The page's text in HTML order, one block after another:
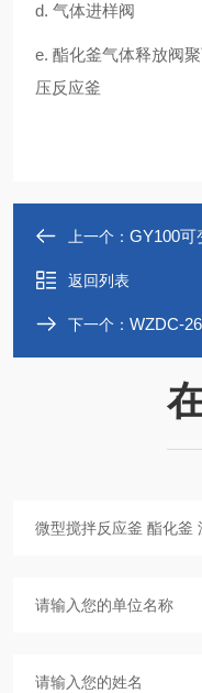
d. 气体进样阀
e. 酯化釜气体释放阀
压反应釜
上一个： GY100可
返回列表
下一个： WZDC-